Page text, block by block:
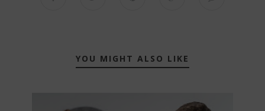
YOU MIGHT ALSO LIKE